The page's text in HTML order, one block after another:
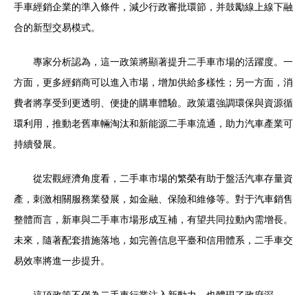
手車經銷企業的準入條件，減少行政審批環節，并鼓勵線上線下融
合的新型交易模式。
專家分析認為，這一政策將顯著提升二手車市場的活躍度。一
方面，更多經銷商可以進入市場，增加供給多樣性；另一方面，消
費者將享受到更透明、便捷的購車體驗。政策還強調環保與資源循
環利用，推動老舊車輛淘汰和新能源二手車流通，助力汽車產業可
持續發展。
從宏觀經濟角度看，二手車市場的繁榮有助于盤活汽車存量資
產，刺激相關服務業發展，如金融、保險和維修等。對于汽車銷售
整體而言，新車與二手車市場形成互補，有望共同拉動內需增長。
未來，隨著配套措施落地，如完善信息平臺和信用體系，二手車交
易效率將進一步提升。